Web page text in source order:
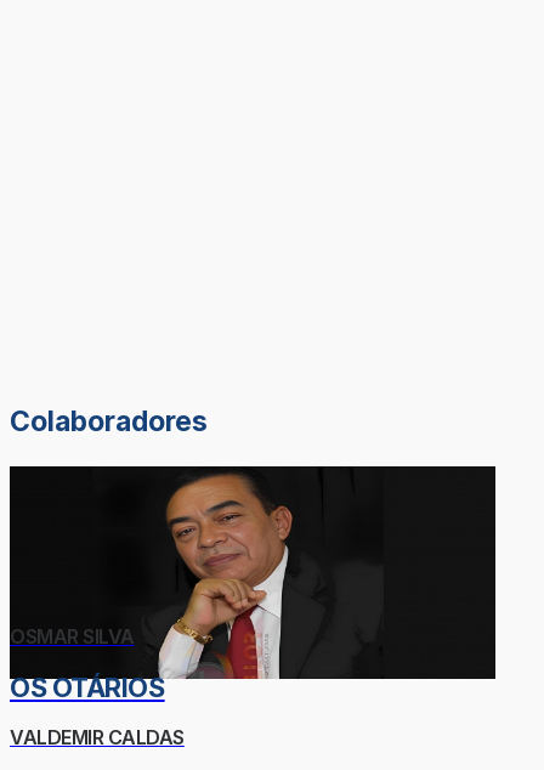
Colaboradores
OSMAR SILVA
OS OTÁRIOS
VALDEMIR CALDAS